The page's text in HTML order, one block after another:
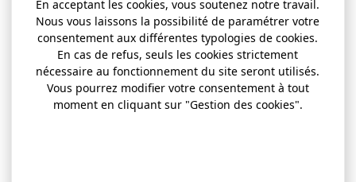
En acceptant les cookies, vous soutenez notre travail.
Nous vous laissons la possibilité de paramétrer votre
consentement aux différentes typologies de cookies.
En cas de refus, seuls les cookies strictement
nécessaire au fonctionnement du site seront utilisés.
Vous pourrez modifier votre consentement à tout
moment en cliquant sur "Gestion des cookies".